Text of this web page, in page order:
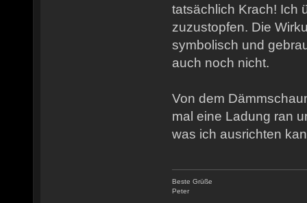
tatsächlich Krach! Ich
zuzustopfen. Die
symbolisch und
auch noch nicht.
Von dem
mal eine Ladung ran
was ich ausrichten
Beste Grüße
Peter